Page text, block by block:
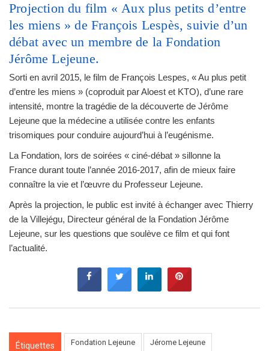
Projection du film « Aux plus petits d’entre
les miens » de François Lespès, suivie d’un
débat avec un membre de la Fondation
Jérôme Lejeune.
Sorti en avril 2015, le film de François Lespes, « Au plus petit
d’entre les miens » (coproduit par Aloest et KTO), d’une rare
intensité, montre la tragédie de la découverte de Jérôme
Lejeune que la médecine a utilisée contre les enfants
trisomiques pour conduire aujourd’hui à l’eugénisme.
La Fondation, lors de soirées « ciné-débat » sillonne la
France durant toute l’année 2016-2017, afin de mieux faire
connaître la vie et l’œuvre du Professeur Lejeune.
Après la projection, le public est invité à échanger avec Thierry
de la Villejégu, Directeur général de la Fondation Jérôme
Lejeune, sur les questions que soulève ce film et qui font
l’actualité.
Étiquettes
Fondation Lejeune Jérome Lejeune